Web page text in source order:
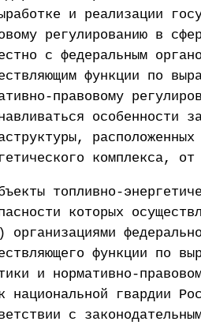
и реализации
регулированию в
с федеральным
функции по
правовому
особенности
комплекса,
топливно-
которых
организациями
функции по
и нормативно-
национальной гвардии
с